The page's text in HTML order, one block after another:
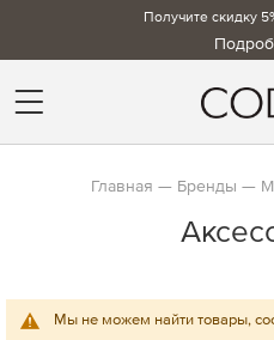
Получите скидку
Главная Бренды
Мы не можем найти товары,